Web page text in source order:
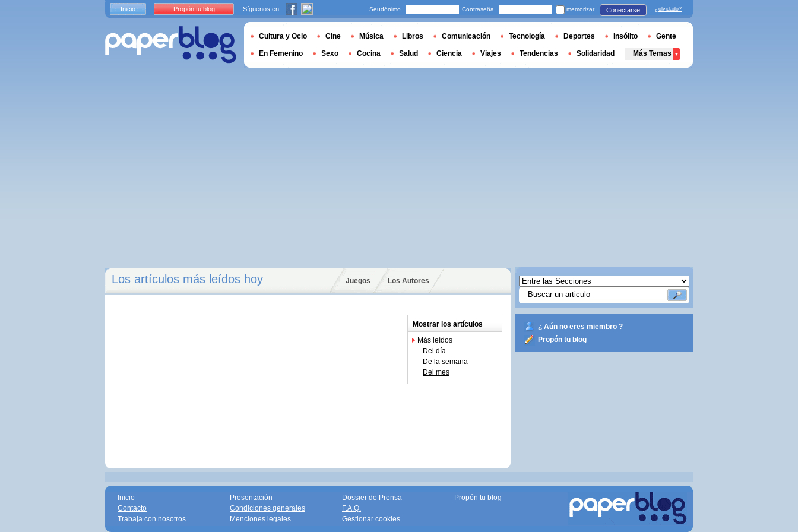
Los artículos más leídos hoy Juegos Los Autores
Mostrar los artículos
Más leídos
Del día
De la semana
Del mes
¿ Aún no eres miembro ?
Propón tu blog
Inicio Propón tu blog Síguenos en Seudónimo Contraseña memorizar Conectarse ¿olvidado?
Cultura y Ocio Cine Música Libros Comunicación Tecnología Deportes Insólito Gente
En Femenino Sexo Cocina Salud Ciencia Viajes Tendencias Solidaridad Más Temas
Inicio
Contacto
Trabaja con nosotros
Presentación
Condiciones generales
Menciones legales
Dossier de Prensa
F.A.Q.
Gestionar cookies
Propón tu blog